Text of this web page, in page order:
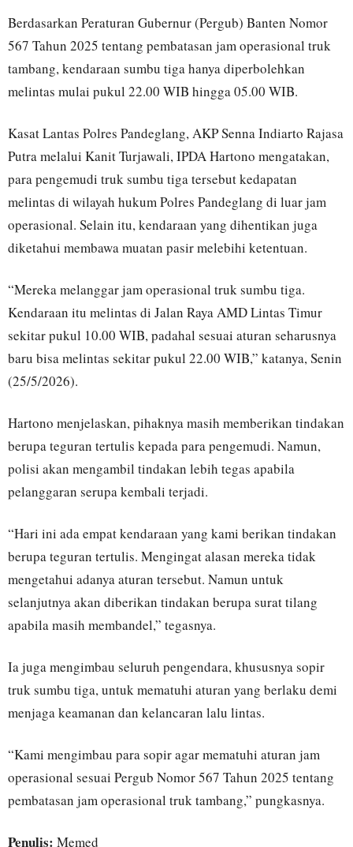
Berdasarkan Peraturan Gubernur (Pergub) Banten Nomor
567 Tahun 2025 tentang pembatasan jam operasional truk
tambang, kendaraan sumbu tiga hanya diperbolehkan
melintas mulai pukul 22.00 WIB hingga 05.00 WIB.
Kasat Lantas Polres Pandeglang, AKP Senna Indiarto Rajasa
Putra melalui Kanit Turjawali, IPDA Hartono mengatakan,
para pengemudi truk sumbu tiga tersebut kedapatan
melintas di wilayah hukum Polres Pandeglang di luar jam
operasional. Selain itu, kendaraan yang dihentikan juga
diketahui membawa muatan pasir melebihi ketentuan.
“Mereka melanggar jam operasional truk sumbu tiga.
Kendaraan itu melintas di Jalan Raya AMD Lintas Timur
sekitar pukul 10.00 WIB, padahal sesuai aturan seharusnya
baru bisa melintas sekitar pukul 22.00 WIB,” katanya, Senin
(25/5/2026).
Hartono menjelaskan, pihaknya masih memberikan tindakan
berupa teguran tertulis kepada para pengemudi. Namun,
polisi akan mengambil tindakan lebih tegas apabila
pelanggaran serupa kembali terjadi.
“Hari ini ada empat kendaraan yang kami berikan tindakan
berupa teguran tertulis. Mengingat alasan mereka tidak
mengetahui adanya aturan tersebut. Namun untuk
selanjutnya akan diberikan tindakan berupa surat tilang
apabila masih membandel,” tegasnya.
Ia juga mengimbau seluruh pengendara, khususnya sopir
truk sumbu tiga, untuk mematuhi aturan yang berlaku demi
menjaga keamanan dan kelancaran lalu lintas.
“Kami mengimbau para sopir agar mematuhi aturan jam
operasional sesuai Pergub Nomor 567 Tahun 2025 tentang
pembatasan jam operasional truk tambang,” pungkasnya.
Penulis: Memed